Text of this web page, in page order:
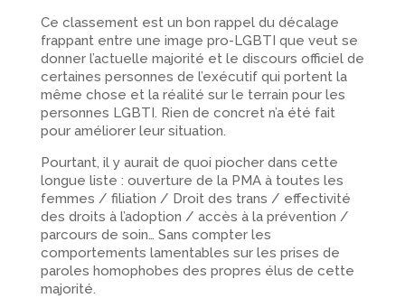
Ce classement est un bon rappel du décalage
frappant entre une image pro-​LGBTI que veut se
donner l’actuelle majorité et le discours officiel de
certaines personnes de l’exécutif qui portent la
même chose et la réalité sur le terrain pour les
personnes LGBTI. Rien de concret n’a été fait
pour améliorer leur situation.
Pourtant, il y aurait de quoi piocher dans cette
longue liste : ouverture de la PMA à toutes les
femmes /​ filiation /​ Droit des trans /​ effectivité
des droits à l’adoption /​ accès à la prévention /​
parcours de soin… Sans compter les
comportements lamentables sur les prises de
paroles homophobes des propres élus de cette
majorité.